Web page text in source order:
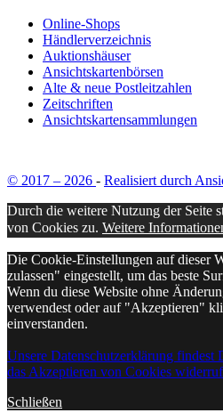
Online-Shops
Händlerverzeichnis
Auktionshäuser
Ansichtskartenbörsen
Alte & neue Postleitzahlen
Zeitschriften
Ansichtskartensammlungen
© 2017 – 2026 - Realisiert durch
Durch die weitere Nutzung der Seite
von Cookies zu. Weitere
Die Cookie-Einstellungen auf dieser
zulassen" eingestellt, um das beste
Wenn du diese Website ohne
verwendest oder auf "Akzeptieren"
einverstanden.
Unsere Datenschutzerklärung findest
das Akzeptieren von Cookies
Schließen